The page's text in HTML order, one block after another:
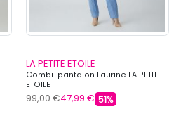
LA PETITE ETOILE
Combi-pantalon Laurine LA PETITE
ETOILE
99,00 €47,99 € 51%